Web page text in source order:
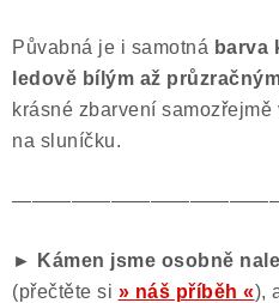
Půvabná je i samotná barva
ledově bílým až
krásné zbarvení
na sluníčku.
►
Kámen jsme osobně
(přečtěte si » náš příběh «),